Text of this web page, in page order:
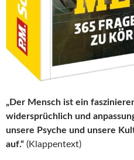
„Der Mensch ist ein
widersprüchlich und
unsere Psyche und unsere
auf.“ (Klappentext)